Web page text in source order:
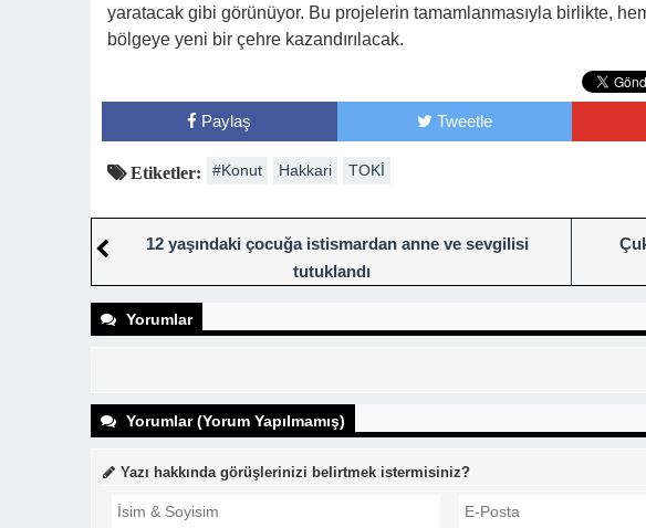
yaratacak gibi görünüyor. Bu projelerin tamamlanmasıyla birlikte,
bölgeye yeni bir çehre kazandırılacak.
Paylaş Tweetle
Etiketler: #Konut Hakkari TOKİ
12 yaşındaki çocuğa istismardan anne ve sevgilisi
tutuklandı
Yorumlar
Yorumlar (Yorum Yapılmamış)
Yazı hakkında görüşlerinizi belirtmek istermisiniz?